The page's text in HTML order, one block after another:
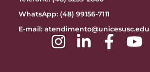
WhatsApp: (48) 99156-7111
E-mail: